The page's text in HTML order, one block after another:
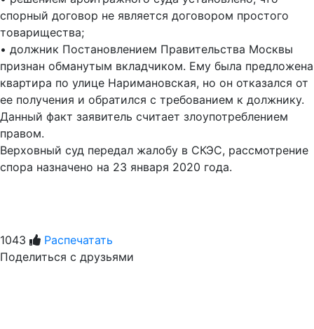
спорный договор не является договором простого
товарищества;
• должник Постановлением Правительства Москвы
признан обманутым вкладчиком. Ему была предложена
квартира по улице Наримановская, но он отказался от
ее получения и обратился с требованием к должнику.
Данный факт заявитель считает злоупотреблением
правом.
Верховный суд передал жалобу в СКЭС, рассмотрение
спора назначено на 23 января 2020 года.
1043
Распечатать
Поделиться с друзьями